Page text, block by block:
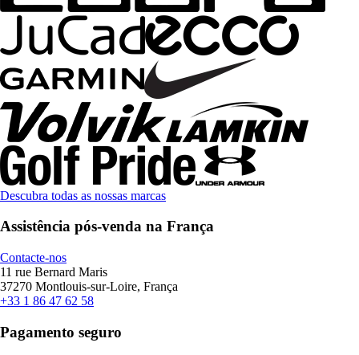
Descubra todas as nossas marcas
Assistência pós-venda na França
Contacte-nos
11 rue Bernard Maris
37270 Montlouis-sur-Loire, França
+33 1 86 47 62 58
Pagamento seguro